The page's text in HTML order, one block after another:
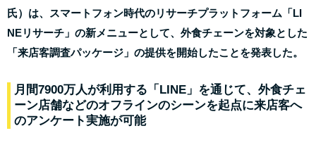
氏）は、スマートフォン時代のリサーチプラットフォーム「LI
NEリサーチ」の新メニューとして、外食チェーンを対象とした
「来店客調査パッケージ」の提供を開始したことを発表した。
月間7900万人が利用する「LINE」を通じて、外食チェ
ーン店舗などのオフラインのシーンを起点に来店客へ
のアンケート実施が可能